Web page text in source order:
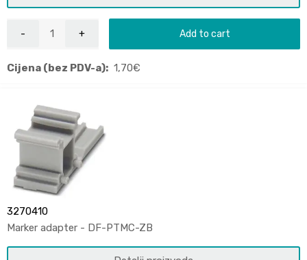
Add to cart
Cijena (bez PDV-a): 1,70€
3270410
Marker adapter - DF-PTMC-ZB